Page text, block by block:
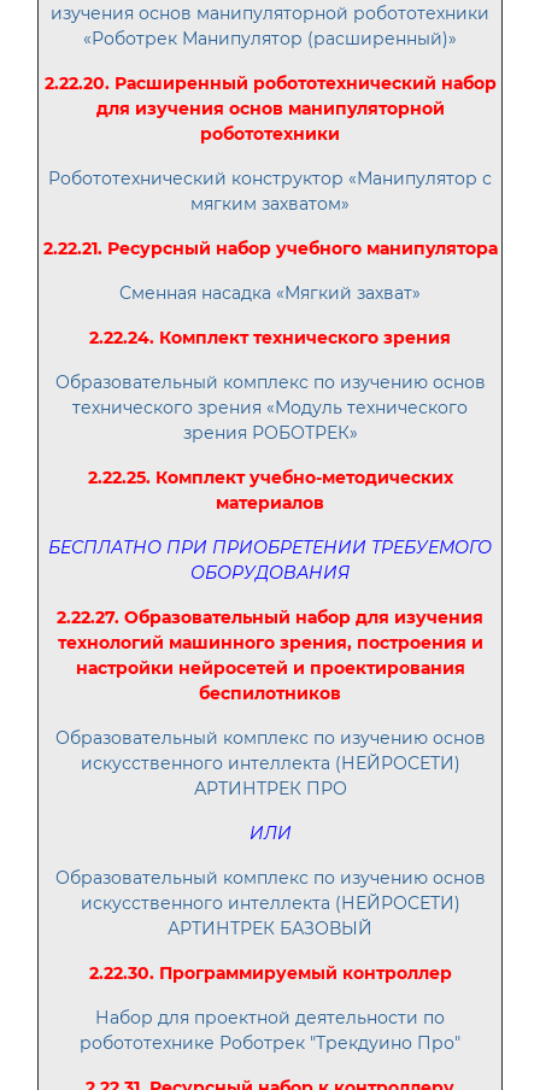
изучения основ манипуляторной робототехники
«Роботрек Манипулятор (расширенный)»
2.22.20. Расширенный робототехнический набор
для изучения основ манипуляторной
робототехники
Робототехнический конструктор «Манипулятор с
мягким захватом»
2.22.21. Ресурсный набор учебного манипулятора
Сменная насадка «Мягкий захват»
2.22.24. Комплект технического зрения
Образовательный комплекс по изучению основ
технического зрения «Модуль технического
зрения РОБОТРЕК»
2.22.25. Комплект учебно-методических
материалов
БЕСПЛАТНО ПРИ ПРИОБРЕТЕНИИ ТРЕБУЕМОГО
ОБОРУДОВАНИЯ
2.22.27. Образовательный набор для изучения
технологий машинного зрения, построения и
настройки нейросетей и проектирования
беспилотников
Образовательный комплекс по изучению основ
искусственного интеллекта (НЕЙРОСЕТИ)
АРТИНТРЕК ПРО
ИЛИ
Образовательный комплекс по изучению основ
искусственного интеллекта (НЕЙРОСЕТИ)
АРТИНТРЕК БАЗОВЫЙ
2.22.30. Программируемый контроллер
Набор для проектной деятельности по
робототехнике Роботрек "Трекдуино Про"